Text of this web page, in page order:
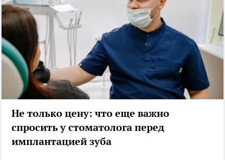
Не только цену: что еще важно
спросить у стоматолога перед
имплантацией зуба